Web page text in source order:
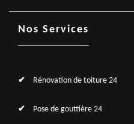
Nos Services
Rénovation de toiture 24
Pose de gouttière 24